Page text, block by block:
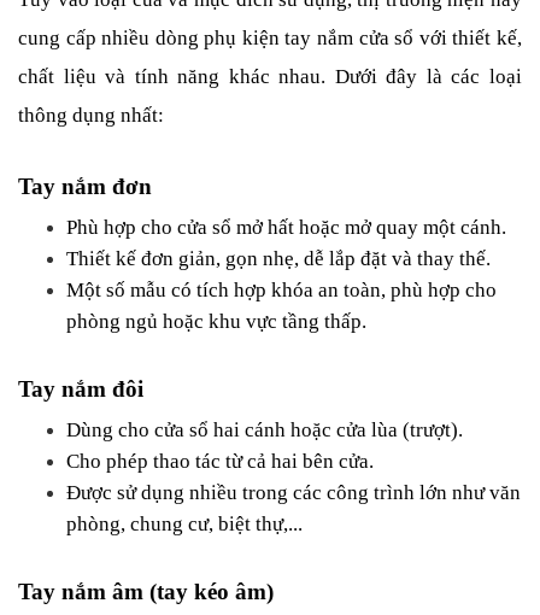
cung cấp nhiều dòng phụ kiện tay nắm cửa sổ với thiết kế,
chất liệu và tính năng khác nhau. Dưới đây là các loại
thông dụng nhất:
Tay nắm đơn
Phù hợp cho cửa sổ mở hất hoặc mở quay một cánh.
Thiết kế đơn giản, gọn nhẹ, dễ lắp đặt và thay thế.
Một số mẫu có tích hợp khóa an toàn, phù hợp cho
phòng ngủ hoặc khu vực tầng thấp.
Tay nắm đôi
Dùng cho cửa sổ hai cánh hoặc cửa lùa (trượt).
Cho phép thao tác từ cả hai bên cửa.
Được sử dụng nhiều trong các công trình lớn như văn
phòng, chung cư, biệt thự,...
Tay nắm âm (tay kéo âm)